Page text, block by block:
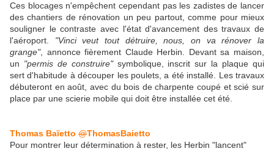
Ces blocages n'empêchent cependant pas les zadistes de lancer
des chantiers de rénovation un peu partout, comme pour mieux
souligner le contraste avec l'état d'avancement des travaux de
l'aéroport. "Vinci veut tout détruire, nous, on va rénover la
grange", annonce fièrement Claude Herbin. Devant sa maison,
un "permis de construire"symbolique, inscrit sur la plaque qui
sert d'habitude à découper les poulets, a été installé. Les travaux
débuteront en août, avec du bois de charpente coupé et scié sur
place par une scierie mobile qui doit être installée cet été.
Thomas Baïetto @ThomasBaietto
Pour montrer leur détermination à rester, les Herbin "lancent"